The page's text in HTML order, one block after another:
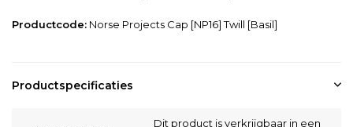
Productcode: Norse Projects Cap [NP16] Twill [Basil]
Productspecificaties
Dit product is verkrijgbaar in een